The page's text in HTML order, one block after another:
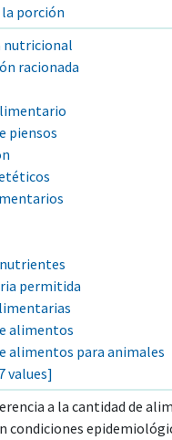
porción
nutricional
racionada
piensos
permitida
alimentos
alimentos para animales
values]
a la cantidad de
condiciones